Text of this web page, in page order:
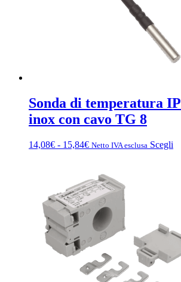
Sonda di temperatura
inox con cavo TG 8
14,08€ - 15,84€Fascia
14,08€
a
15,84€
Netto IVA esclusa Scegli